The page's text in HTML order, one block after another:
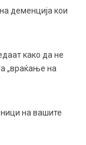
деменција кои
како да не
„враќање на
на вашите